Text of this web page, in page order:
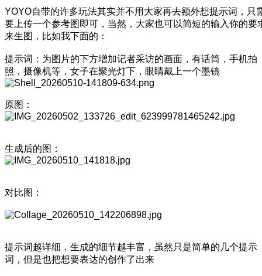
YOYO自带的许多玩法其实并不用大家再去额外想提示词，只
要上传一个参考图即可，当然，大家也可以简短的输入你的要
来生图，比如我下面的：
提示词：为图片的下方增加记者采访的画面，有话筒，手机拍
照，摄像机等，女子在聚光灯下，眼睛戴上一个墨镜
原图：
生成后的图：
对比图：
提示词越详细，生成的细节越丰富，虽然只是简单的几个提示
词，但是也把想要表达的创作了出来